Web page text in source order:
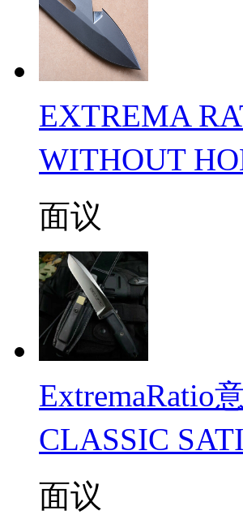
EXTREMA
WITHOUT
面议
ExtremaRatio
CLASSIC
面议